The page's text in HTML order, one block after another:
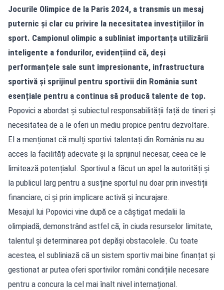
Jocurile Olimpice de la Paris 2024, a transmis un mesaj
puternic și clar cu privire la necesitatea investițiilor în
sport. Campionul olimpic a subliniat importanța utilizării
inteligente a fondurilor, evidențiind că, deși
performanțele sale sunt impresionante, infrastructura
sportivă și sprijinul pentru sportivii din România sunt
esențiale pentru a continua să producă talente de top.
Popovici a abordat și subiectul responsabilității față de tineri și
necesitatea de a le oferi un mediu propice pentru dezvoltare.
El a menționat că mulți sportivi talentați din România nu au
acces la facilități adecvate și la sprijinul necesar, ceea ce le
limitează potențialul. Sportivul a făcut un apel la autorități și
la publicul larg pentru a susține sportul nu doar prin investiții
financiare, ci și prin implicare activă și încurajare.
Mesajul lui Popovici vine după ce a câștigat medalii la
olimpiadă, demonstrând astfel că, în ciuda resurselor limitate,
talentul și determinarea pot depăși obstacolele. Cu toate
acestea, el subliniază că un sistem sportiv mai bine finanțat și
gestionat ar putea oferi sportivilor români condițiile necesare
pentru a concura la cel mai înalt nivel internațional.